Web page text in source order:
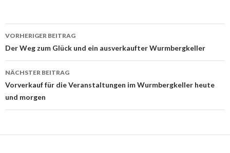
Beitrags-
Navigation
VORHERIGER BEITRAG
Der Weg zum Glück und ein ausverkaufter Wurmbergkeller
NÄCHSTER BEITRAG
Vorverkauf für die Veranstaltungen im Wurmbergkeller heute
und morgen